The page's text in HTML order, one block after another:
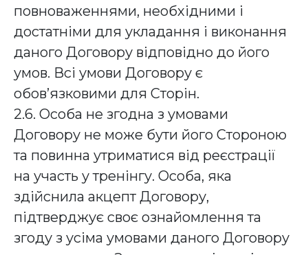
повноваженнями, необхідними і
достатніми для укладання і виконання
даного Договору відповідно до його
умов. Всі умови Договору є
обов’язковими для Сторін.
2.6. Особа не згодна з умовами
Договору не може бути його Стороною
та повинна утриматися від реєстрації
на участь у тренінгу. Особа, яка
здійснила акцепт Договору,
підтверджує своє ознайомлення та
згоду з усіма умовами даного Договору